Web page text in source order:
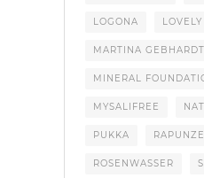
LOGONA
MARTINA GEBHARDT
MINERAL
MYSALIFREE
PUKKA
ROSENWASSER